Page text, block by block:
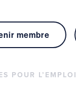
membre
POUR L’EMPLOI